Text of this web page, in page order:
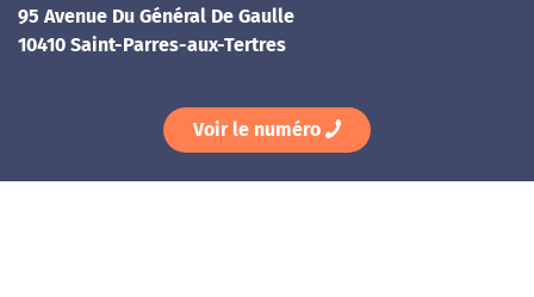
95 Avenue Du Général De Gaulle
10410 Saint-Parres-aux-Tertres
Voir le numéro